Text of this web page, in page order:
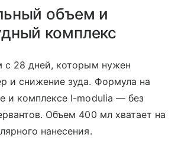
объем и
комплекс
с 28 дней, которым нужен
и снижение зуда. Формула на
и комплексе I-modulia — без
Объем 400 мл хватает на
нанесения.